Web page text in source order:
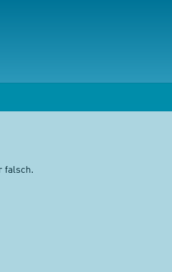
falsch.